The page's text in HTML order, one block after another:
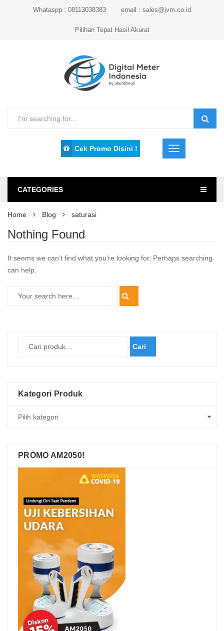
Whataspp : 08113038383 email : sales@jvm.co.id
Pilihan Tepat Hasil Akurat
Cek Promo Disini !
CATEGORIES
Home Blog saturasi
Nothing Found
It seems we can’t find what you’re looking for. Perhaps searching
can help.
Cari
Kategori Produk
PROMO AM2050!